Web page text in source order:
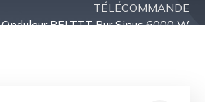
TÉLÉCOMMANDE
Onduleur BELTTT Pur Sinus 6000 W